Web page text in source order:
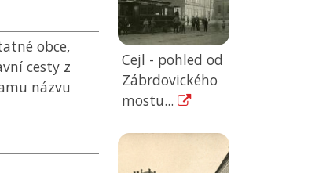
obce,
cesty z
názvu
Cejl - pohled od
Zábrdovického
mostu...